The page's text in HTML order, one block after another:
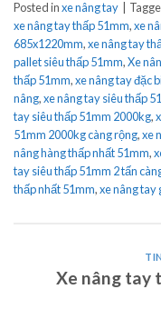
Posted inxe nâng tay
xe nâng tay thấp 51mm,xe
685x1220mm,xe nâng tay
pallet siêu thấp 51mm,Xe
thấp 51mm,xe nâng tay đặc
nâng,xe nâng tay siêu thấp
tay siêu thấp 51mm 2000kg,
51mm 2000kg càng rộng,xe
nâng hàng thấp nhất 51mm,
tay siêu thấp 51mm 2 tấn
thấp nhất 51mm,xe nâng tay
Xe nâng tay